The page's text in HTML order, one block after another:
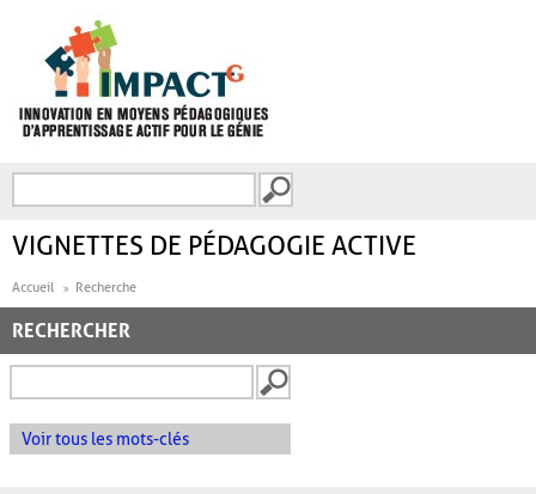
FORMULAIRE DE
VIGNETTES DE PÉDAGOGIE ACTIVE
Accueil Recherche
RECHERCHER
Voir tous les mots-clés